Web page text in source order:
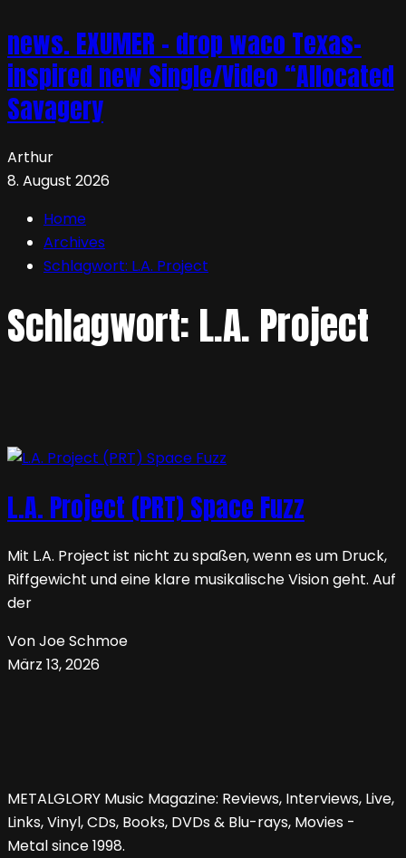
news. EXUMER – drop waco Texas-
inspired new Single/Video “Allocated
Savagery
Arthur
8. August 2026
Home
Archives
Schlagwort: L.A. Project
Schlagwort: L.A. Project
L.A. Project (PRT) Space Fuzz
Mit L.A. Project ist nicht zu spaßen, wenn es um Druck,
Riffgewicht und eine klare musikalische Vision geht. Auf
der
Von Joe Schmoe
März 13, 2026
METALGLORY Music Magazine: Reviews, Interviews, Live,
Links, Vinyl, CDs, Books, DVDs & Blu-rays, Movies -
Metal since 1998.